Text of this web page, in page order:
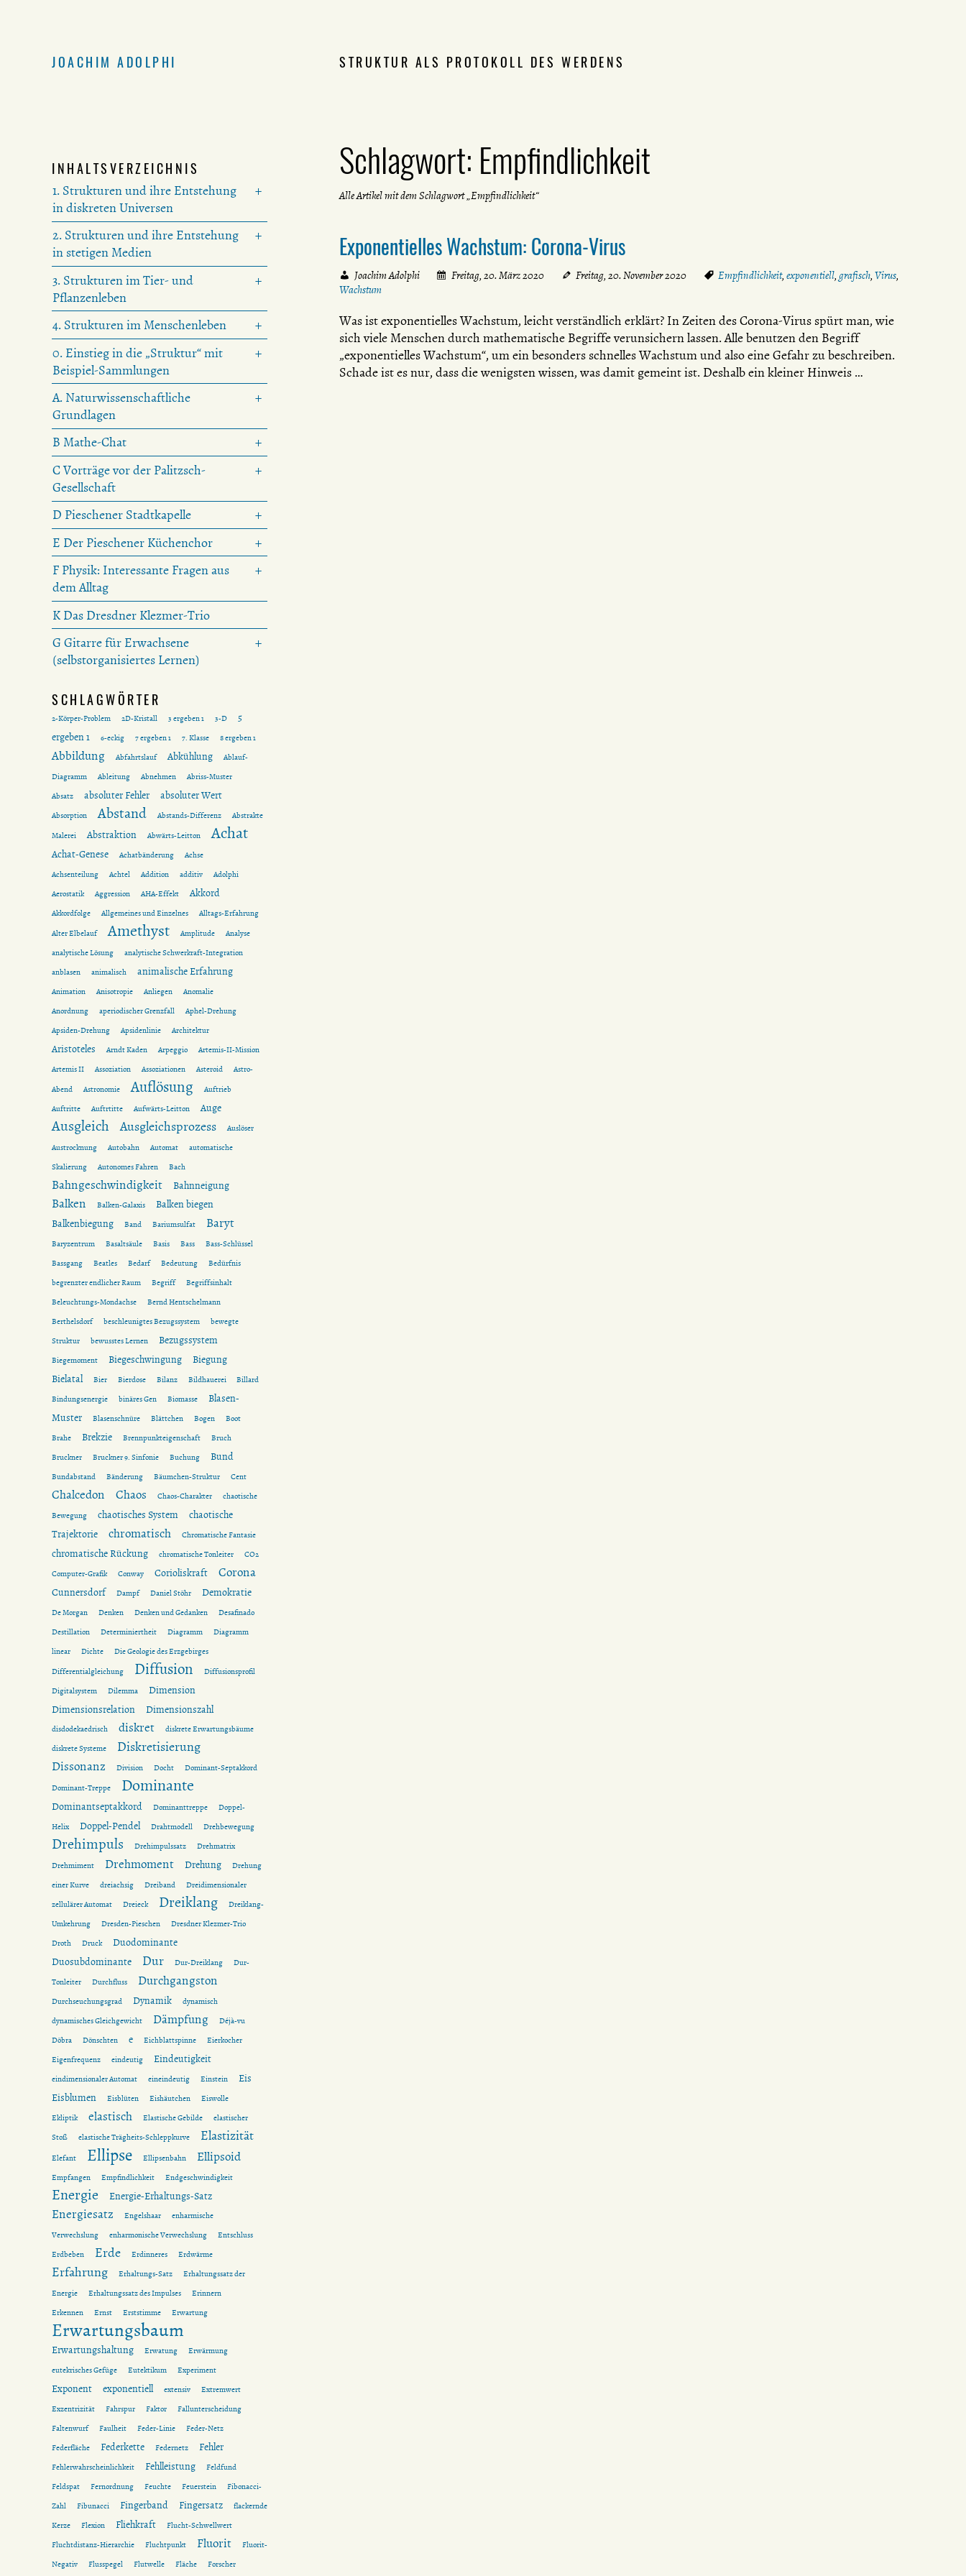
JOACHIM ADOLPHI STRUKTUR ALS PROTOKOLL DES WERDENS
Schlagwort: Empfindlichkeit
Alle Artikel mit dem Schlagwort „Empfindlichkeit“
Exponentielles Wachstum: Corona-Virus
Joachim Adolphi Freitag, 20. März 2020 Freitag, 20. November 2020 Empfindlichkeit,exponentiell,grafisch,Virus,
Wachstum
Was ist exponentielles Wachstum, leicht verständlich erklärt? In Zeiten des Corona-Virus spürt man, wie
sich viele Menschen durch mathematische Begriffe verunsichern lassen. Alle benutzen den Begriff
„exponentielles Wachstum“, um ein besonders schnelles Wachstum und also eine Gefahr zu beschreiben.
Schade ist es nur, dass die wenigsten wissen, was damit gemeint ist. Deshalb ein kleiner Hinweis …
INHALTSVERZEICHNIS
1. Strukturen und ihre Entstehung
in diskreten Universen
2. Strukturen und ihre Entstehung
in stetigen Medien
3. Strukturen im Tier- und
Pflanzenleben
4. Strukturen im Menschenleben
0. Einstieg in die „Struktur“ mit
Beispiel-Sammlungen
A. Naturwissenschaftliche
Grundlagen
B Mathe-Chat
C Vorträge vor der Palitzsch-
Gesellschaft
D Pieschener Stadtkapelle
E Der Pieschener Küchenchor
F Physik: Interessante Fragen aus
dem Alltag
K Das Dresdner Klezmer-Trio
G Gitarre für Erwachsene
(selbstorganisiertes Lernen)
SCHLAGWÖRTER
2-Körper-Problem 2D-Kristall 3 ergeben 1 3-D
5
ergeben 1
6-eckig 7 ergeben 1 7. Klasse 8 ergeben 1
Abbildung Abfahrtslauf Abkühlung
Ablauf-
Diagramm
Ableitung Abnehmen
Abriss-Muster
Absatz
absoluter Fehler absoluter Wert
Absorption Abstand Abstands-Differenz
Abstrakte
Malerei
Abstraktion Abwärts-Leitton Achat
Achat-Genese Achatbänderung
Achse
Achsenteilung
Achtel Addition additiv
Adolphi
Aerostatik
Aggression AHA-Effekt Akkord
Akkordfolge Allgemeines und Einzelnes
Alltags-Erfahrung
Alter Elbelauf
Amethyst Amplitude
Analyse
analytische Lösung
analytische Schwerkraft-Integration
anblasen
animalisch animalische Erfahrung
Animation Anisotropie Anliegen
Anomalie
Anordnung
aperiodischer Grenzfall
Aphel-Drehung
Apsiden-Drehung
Apsidenlinie Architektur
Aristoteles Arndt Kaden Arpeggio
Artemis-II-Mission
Artemis II
Assoziation Assoziationen Asteroid
Astro-
Abend
Astronomie Auflösung
Auftrieb
Auftritte
Auftrtitte Aufwärts-Leitton Auge
Ausgleich Ausgleichsprozess
Auslöser
Austrocknung
Autobahn Automat
automatische
Skalierung
Autonomes Fahren Bach
Bahngeschwindigkeit Bahnneigung
Balken Balken-Galaxis
Balken biegen
Balkenbiegung
Band Bariumsulfat Baryt
Baryzentrum Basaltsäule Basis Bass
Bass-Schlüssel
Bassgang
Beatles Bedarf Bedeutung
Bedürfnis
begrenzter endlicher Raum
Begriff
Begriffsinhalt
Beleuchtungs-Mondachse
Bernd Hentschelmann
Berthelsdorf
beschleunigtes Bezugssystem
bewegte
Struktur
bewusstes Lernen Bezugssystem
Biegemoment Biegeschwingung
Biegung
Bielatal
Bier Bierdose Bilanz Bildhauerei
Billard
Bindungsenergie
binäres Gen Biomasse
Blasen-
Muster
Blasenschnüre Blättchen Bogen
Boot
Brahe
Brekzie Brennpunkteigenschaft
Bruch
Bruckner
Bruckner 9. Sinfonie Buchung Bund
Bundabstand Bänderung Bäumchen-Struktur Cent
Chalcedon Chaos Chaos-Charakter
chaotische
Bewegung
chaotisches System
chaotische
Trajektorie
chromatisch Chromatische Fantasie
chromatische Rückung chromatische Tonleiter
CO2
Computer-Grafik
Conway Corioliskraft Corona
Cunnersdorf Dampf Daniel Stöhr Demokratie
De Morgan Denken Denken und Gedanken
Desafinado
Destillation
Determiniertheit Diagramm
Diagramm
linear
Dichte
Die Geologie des Erzgebirges
Differentialgleichung
Diffusion
Diffusionsprofil
Digitalsystem
Dilemma
Dimension
Dimensionsrelation
Dimensionszahl
disdodekaedrisch diskret
diskrete Erwartungsbäume
diskrete Systeme
Diskretisierung
Dissonanz Division Docht
Dominant-Septakkord
Dominant-Treppe
Dominante
Dominantseptakkord Dominanttreppe
Doppel-
Helix
Doppel-Pendel Drahtmodell Drehbewegung
Drehimpuls Drehimpulssatz
Drehmatrix
Drehmiment
Drehmoment Drehung
Drehung
einer Kurve
dreiachsig Dreiband
Dreidimensionaler
zellulärer Automat
Dreieck Dreiklang
Dreiklang-
Umkehrung
Dresden-Pieschen
Dresdner Klezmer-Trio
Droth
Druck
Duodominante
Duosubdominante
Dur Dur-Dreiklang
Dur-
Tonleiter
Durchfluss Durchgangston
Durchseuchungsgrad Dynamik
dynamisch
dynamisches Gleichgewicht
Dämpfung
Déjà-vu
Döbra
Dönschten e Eichblattspinne
Eierkocher
Eigenfrequenz
eindeutig Eindeutigkeit
eindimensionaler Automat eineindeutig Einstein
Eis
Eisblumen
Eisblüten Eishäutchen
Eiswolle
Ekliptik
elastisch Elastische Gebilde
elastischer
Stoß
elastische Trägheits-Schleppkurve Elastizität
Elefant Ellipse Ellipsenbahn Ellipsoid
Empfangen Empfindlichkeit Endgeschwindigkeit
Energie Energie-Erhaltungs-Satz
Energiesatz Engelshaar
enharmische
Verwechslung
enharmonische Verwechslung
Entschluss
Erdbeben
Erde Erdinneres Erdwärme
Erfahrung Erhaltungs-Satz
Erhaltungssatz der
Energie
Erhaltungssatz des Impulses
Erinnern
Erkennen
Ernst Erststimme Erwartung
Erwartungsbaum
Erwartungshaltung Erwatung
Erwärmung
eutekrisches Gefüge
Eutektikum Experiment
Exponent exponentiell extensiv
Extremwert
Exzentrizität
Fahrspur Faktor
Fallunterscheidung
Faltenwurf
Faulheit Feder-Linie
Feder-Netz
Federfläche
Federkette Federnetz Fehler
Fehlerwahrscheinlichkeit Fehlleistung
Feldfund
Feldspat
Fernordnung Feuchte Feuerstein
Fibonacci-
Zahl
Fibunacci Fingerband Fingersatz
flackernde
Kerze
Flexion Fliehkraft
Flucht-Schwellwert
Fluchtdistanz-Hierarchie
Fluchtpunkt Fluorit
Fluorit-
Negativ
Flusspegel Flutwelle Fläche Forscher